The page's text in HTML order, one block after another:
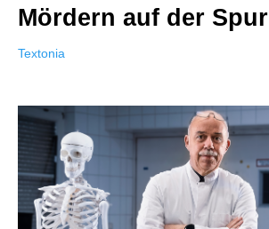
Mördern auf der Spur
Textonia